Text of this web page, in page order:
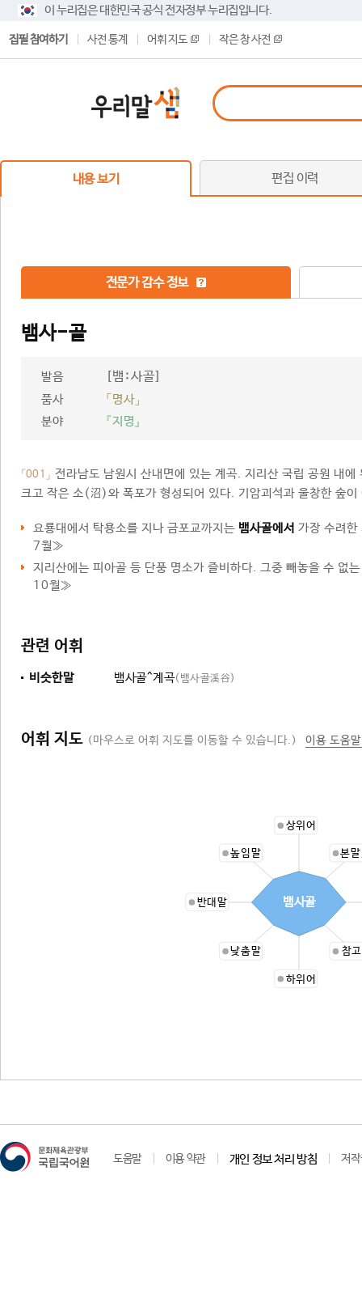
이 누리집은 대한민국 공식 전자정부 누리집입니다.
집필 참여하기 사전 통계 어휘 지도 작은 창 사전
내용 보기 편집 이력
전문가 감수 정보
뱀사-골
발음 [뱀ː사골]
품사
「명사」
분야
『지명』
「001」 전라남도 남원시 산내면에 있는 계곡. 지리산 국립 공원 내
크고 작은 소(沼)와 폭포가 형성되어 있다. 기암괴석과 울창한 숲
요룡대에서 탁용소를 지나 금포교까지는 뱀사골에서 가장 수려
7월≫
지리산에는 피아골 등 단풍 명소가 즐비하다. 그중 빼놓을 수 없
10월≫
관련 어휘
비슷한말 뱀사골^계곡(뱀사골溪谷)
어휘 지도 (마우스로 어휘 지도를 이동할 수 있습니다.) 이용 도움
상위어
본
참
하위어
낮춤말
반대말
높임말
뱀사골
도움말 이용 약관 개인 정보 처리 방침 저